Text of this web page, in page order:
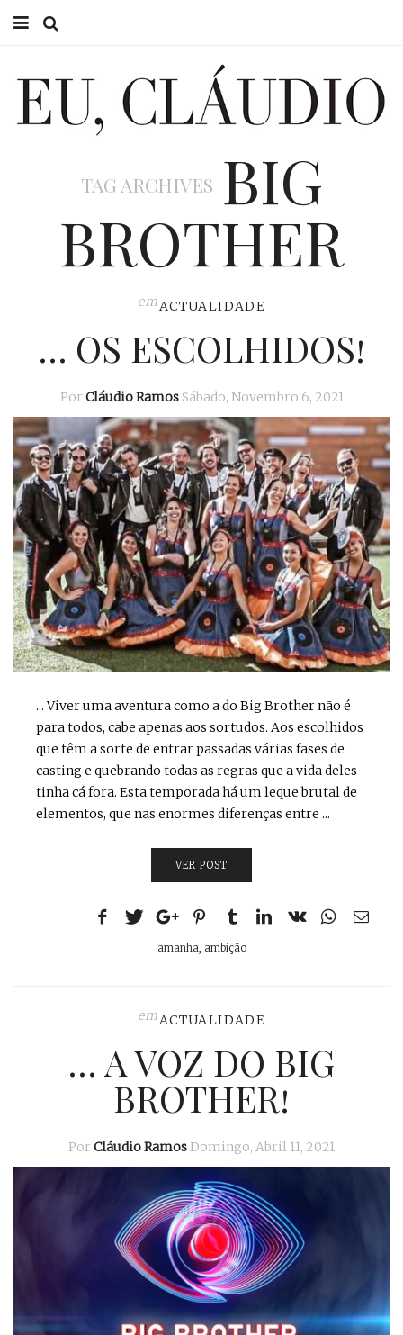
EU CLÁUDIO
EU NA TVTAG ARCHIVES BIG
BROTHER
emACTUALIDADE
… OS ESCOLHIDOS!
Por Cláudio Ramos Sábado, Novembro 6, 2021
... Viver uma aventura como a do Big Brother não é
para todos, cabe apenas aos sortudos. Aos escolhidos
que têm a sorte de entrar passadas várias fases de
casting e quebrando todas as regras que a vida deles
tinha cá fora. Esta temporada há um leque brutal de
elementos, que nas enormes diferenças entre ...
VER POST
amanha, ambição
emACTUALIDADE
… A VOZ DO BIG
BROTHER!
Por Cláudio RamosDomingo, Abril 11, 2021